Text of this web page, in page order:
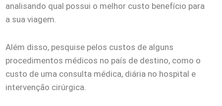
analisando qual possui o melhor custo benefício para
a sua viagem.
Além disso, pesquise pelos custos de alguns
procedimentos médicos no país de destino, como o
custo de uma consulta médica, diária no hospital e
intervenção cirúrgica.